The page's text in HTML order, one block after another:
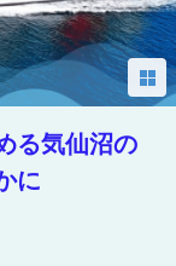
る気仙沼の
に